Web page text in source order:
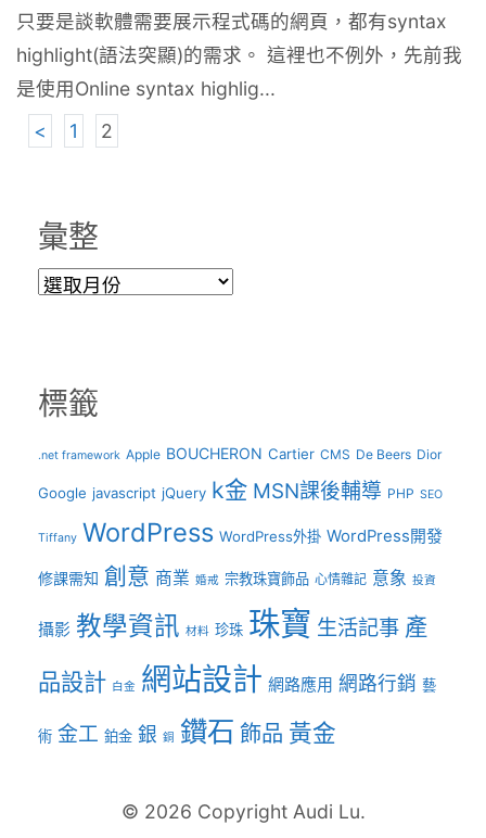
只要是談軟體需要展示程式碼的網頁，都有syntax
highlight(語法突顯)的需求。 這裡也不例外，先前我
是使用Online syntax highlig...
<
1 2
彙整
彙
標籤
.net framework Apple BOUCHERON Cartier CMS De Beers Dior
Google javascript jQuery k金 MSN課後輔導 PHP SEO
Tiffany WordPress WordPress外掛 WordPress開發
修課需知 創意 商業 婚戒 宗教珠寶飾品 心情雜記 意象 投資
攝影 教學資訊 材料 珍珠 珠寶 生活記事 產
品設計 白金 網站設計 網路應用 網路行銷 藝
術 金工 鉑金 銀 銅 鑽石 飾品 黃金
© 2026 Copyright Audi Lu.